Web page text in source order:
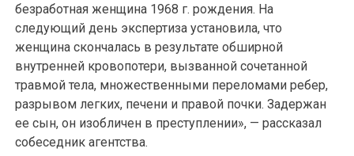
безработная женщина 1968 г. рождения. На
следующий день экспертиза установила, что
женщина скончалась в результате обширной
внутренней кровопотери, вызванной сочетанной
травмой тела, множественными переломами ребер,
разрывом легких, печени и правой почки. Задержан
ее сын, он изобличен в преступлении», — рассказал
собеседник агентства.